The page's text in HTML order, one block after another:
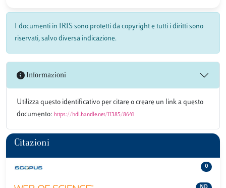
I documenti in IRIS sono protetti da copyright e tutti i diritti sono
riservati, salvo diversa indicazione.
Informazioni
Utilizza questo identificativo per citare o creare un link a questo
documento: https://hdl.handle.net/11385/8641
Citazioni
0